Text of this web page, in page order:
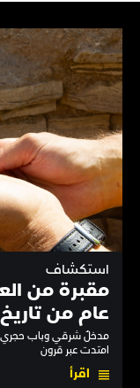
استكشاف
مقبرة من
عام من
امتدت عبر قرون
اقرأ